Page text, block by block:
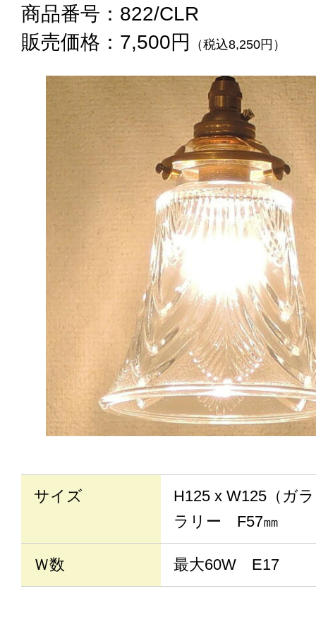
商品番号：822/CLR
販売価格：7,500円
（税込8,250円）
サイズ
H125 x W125（ガ
ラリー F57㎜
Ｗ数 最大60W E17